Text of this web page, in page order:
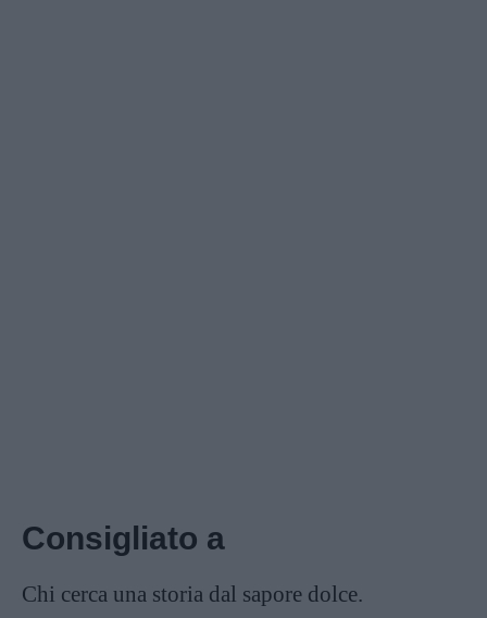
Consigliato a
Chi cerca una storia dal sapore dolce.